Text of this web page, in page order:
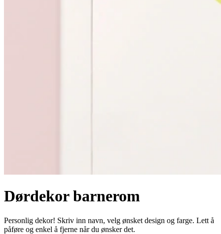
Dørdekor barnerom
Personlig dekor! Skriv inn navn, velg ønsket design og farge. Lett å
påføre og enkel å fjerne når du ønsker det.